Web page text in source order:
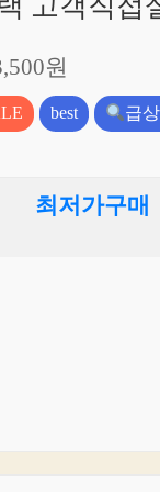
원
best 급
최저가구매